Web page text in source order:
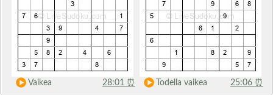
Vaikea 28:01 ⏰ Todella vaikea 25:06 ⏰